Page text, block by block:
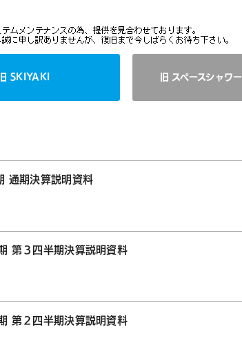
旧 SKIYAKI 旧 スペースシャワー
通期決算説明資料
第３四半期決算説明資料
第２四半期決算説明資料